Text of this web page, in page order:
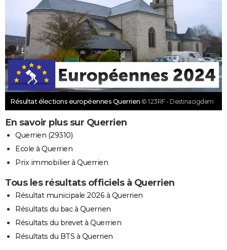
Résultat élections européennes Querrien © 123RF - Destinacigdem
En savoir plus sur Querrien
Querrien (29310)
Ecole à Querrien
Prix immobilier à Querrien
Tous les résultats officiels à Querrien
Résultat municipale 2026 à Querrien
Résultats du bac à Querrien
Résultats du brevet à Querrien
Résultats du BTS à Querrien